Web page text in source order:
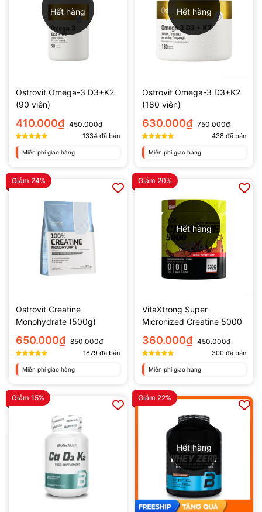
Hết hàng
Ostrovit Omega-3 D3+K2
(90 viên)
410.000₫ 450.000₫
1334 đã bán
Miễn phí giao hàng
Hết hàng
Ostrovit Omega-3 D3+K2
(180 viên)
630.000₫ 750.000₫
438 đã bán
Miễn phí giao hàng
Giảm 24%
Ostrovit Creatine
Monohydrate (500g)
650.000₫ 850.000₫
1879 đã bán
Miễn phí giao hàng
Hết hàng
Giảm 20%
VitaXtrong Super
Micronized Creatine 5000
(330g)
360.000₫ 450.000₫
300 đã bán
Miễn phí giao hàng
Giảm 15%
Hết hàng
Giảm 22%